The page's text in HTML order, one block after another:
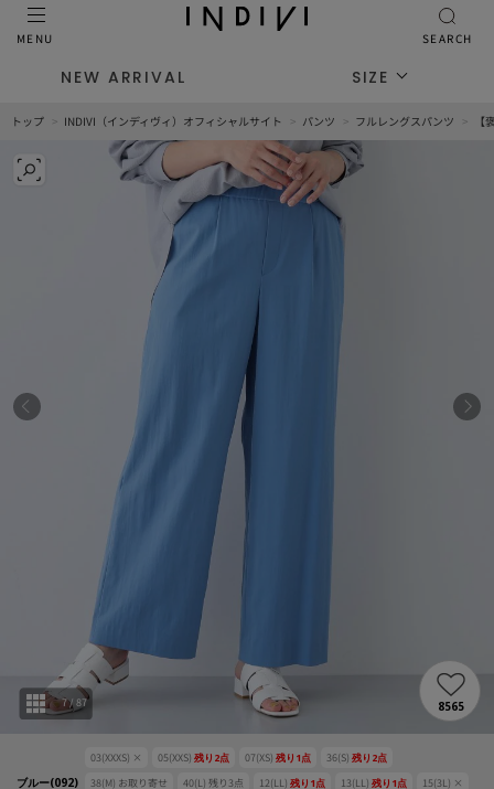
MENU SEARCH
NEW ARRIVAL SIZE
トップ INDIVI（インディヴィ）オフィシャルサイト パンツ フルレングスパンツ
ブルー(092)
03(XXXS) × 05(XXS) 残り 2点 07(XS) 残り 1点 36(S) 残り 2点
38(M) お取り寄せ 40(L) 残り 3点 12(LL) 残り 1点 13(LL) 残り 1点 15(3L) ×
7/ 87 8565